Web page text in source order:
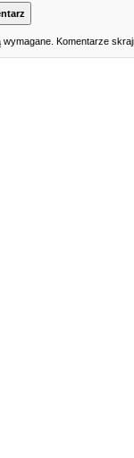
wymagane. Komentarze